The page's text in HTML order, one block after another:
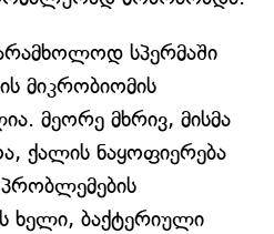
სპერმაში
მიკრობიომის
მეორე მხრივ, მისმა
ქალის ნაყოფიერება
ხელი, ბაქტერიული